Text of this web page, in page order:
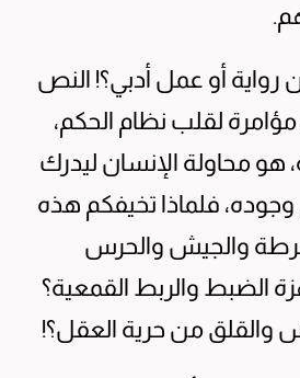
رواية أو عمل أدبي؟! النص
لقلب نظام الحكم،
هو محاولة الإنسان ليدرك
وجوده، فلماذا تخيفكم هذه
والجيش والحرس
الضبط والربط القمعية؟
والقلق من حرية العقل؟!